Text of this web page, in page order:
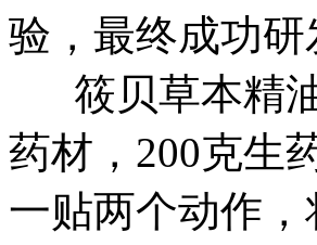
验，最终成功
筱贝草本精油
药材，200克生
一贴两个动作